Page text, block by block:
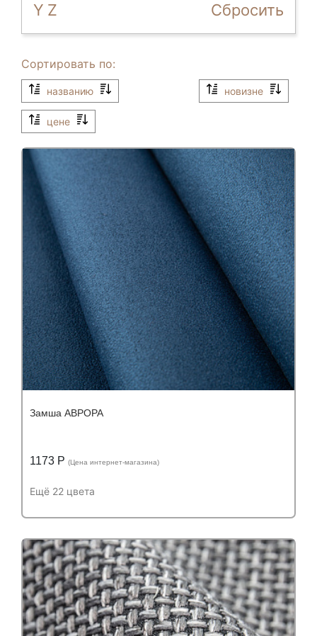
Y Z Сбросить
Сортировать по:
названию новизне
цене
Замша АВРОРА
1173 Р (Цена интернет-магазина)
Ещё 22 цвета
Устойчивость к истиранию:
Состав:
Устойчивость к истиранию:более 100 000
циклов
Состав:полиэстер (PES) 100%